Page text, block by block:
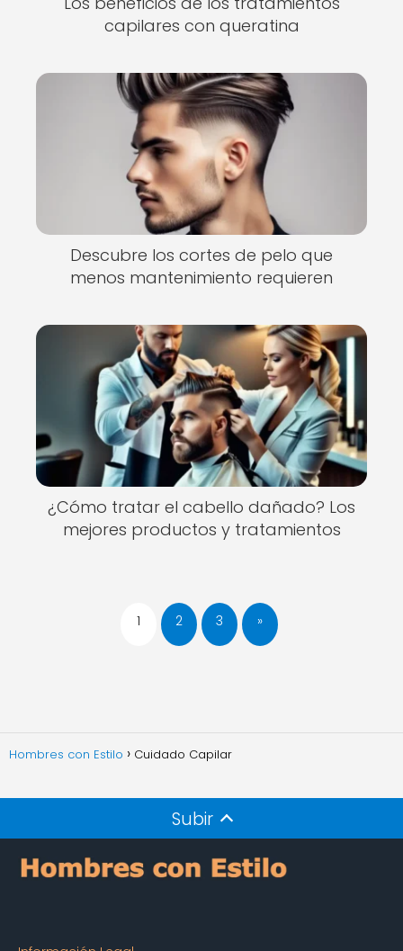
capilares con queratina
Descubre los cortes de pelo que
menos mantenimiento requieren
¿Cómo tratar el cabello dañado? Los
mejores productos y tratamientos
1 2 3 »
Hombres con Estilo Cuidado Capilar
Subir